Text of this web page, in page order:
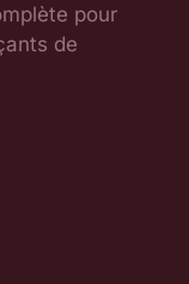
pour
de